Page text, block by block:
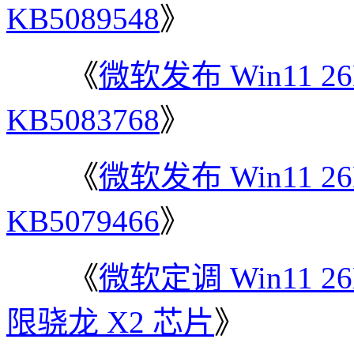
KB5089548》
《微软发布 Win11
KB5083768》
《微软发布 Win11
KB5079466》
《微软定调 Win11
限骁龙 X2 芯片》